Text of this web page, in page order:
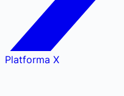
Platforma X